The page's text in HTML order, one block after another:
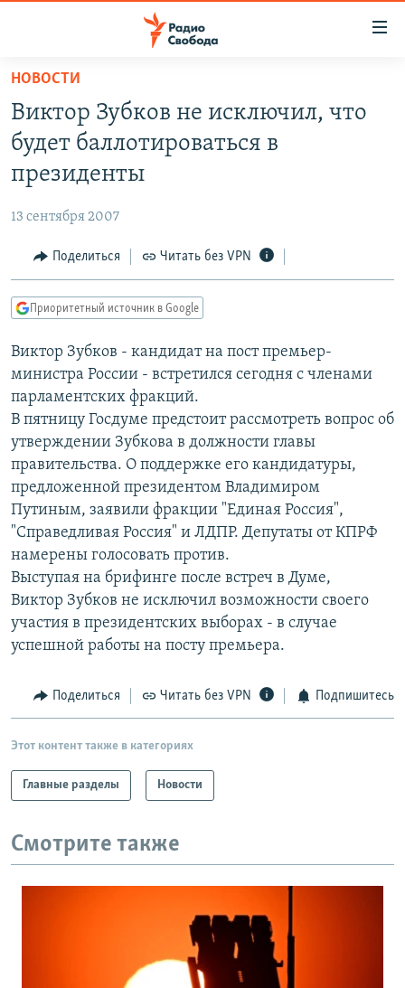
упрощенного
доступа
Вернуться
основному
Вернутся
Вернутся
поиску
ПОДКАСТЫ
АВТОРСКИЕ ПРОЕКТЫ
МНЕНИЯ
КУЛЬТУРА
КАВКАЗ.РЕАЛИИ
СЕВЕР.РЕАЛИИ
СИБИРЬ.РЕАЛИИ
РАСПИСАНИЕ ВЕЩАНИЯ
ПОДПИШИТЕСЬ НА РАССЫЛКУ
СОЦИАЛЬНЫЕ СЕТИ
Все сайты РСЕ/РС
НОВОСТИ
Виктор Зубков не исключил, что
будет баллотироваться в
президенты
13 сентября 2007
Поделиться Читать без VPN
Приоритетный источник в Google
Виктор Зубков - кандидат на пост премьер-
министра России - встретился сегодня с членами
парламентских фракций.
В пятницу Госдуме предстоит рассмотреть вопрос об
утверждении Зубкова в должности главы
правительства. О поддержке его кандидатуры,
предложенной президентом Владимиром
Путиным, заявили фракции "Единая Россия",
"Справедливая Россия" и ЛДПР. Депутаты от КПРФ
намерены голосовать против.
Выступая на брифинге после встреч в Думе,
Виктор Зубков не исключил возможности своего
участия в президентских выборах - в случае
успешной работы на посту премьера.
Поделиться Читать без VPN Подпишитесь
Этот контент также в категориях
Главные разделы Новости
Смотрите также